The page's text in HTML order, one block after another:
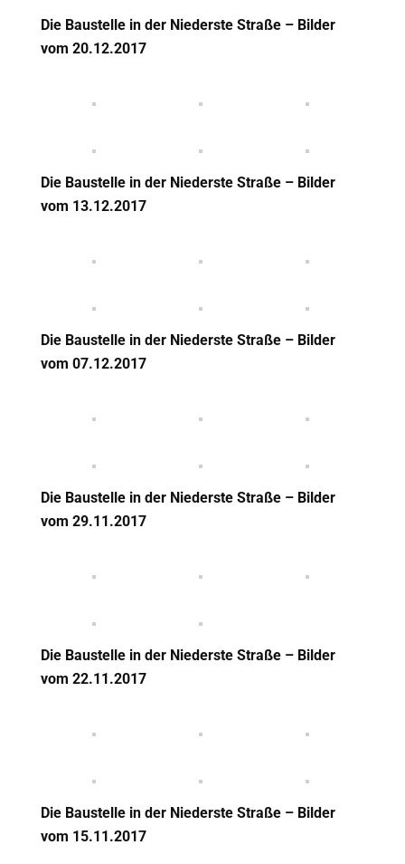
Die Baustelle in der Niederste Straße – Bilder
vom 20.12.2017
Die Baustelle in der Niederste Straße – Bilder
vom 13.12.2017
Die Baustelle in der Niederste Straße – Bilder
vom 07.12.2017
Die Baustelle in der Niederste Straße – Bilder
vom 29.11.2017
Die Baustelle in der Niederste Straße – Bilder
vom 22.11.2017
Die Baustelle in der Niederste Straße – Bilder
vom 15.11.2017